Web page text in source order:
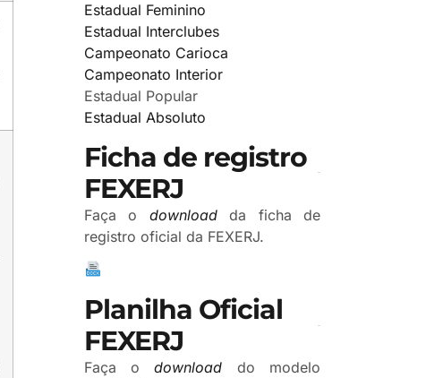
Estadual Feminino
Estadual Interclubes
Campeonato Carioca
Campeonato Interior
Estadual Popular
Estadual Absoluto
Ficha de registro
FEXERJ
Faça o downloadda ficha de
registro oficial da FEXERJ.
Planilha Oficial
FEXERJ
Faça odownload do modelo